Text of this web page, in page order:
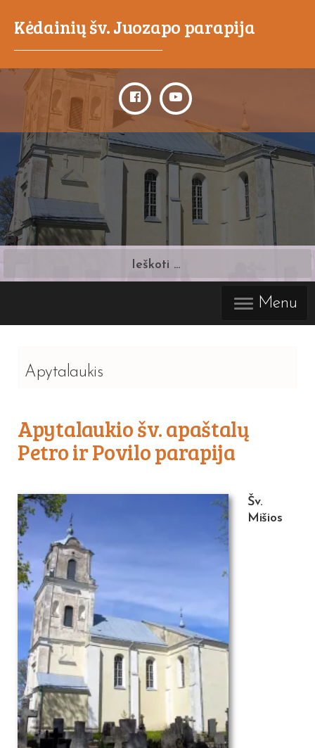
Kėdainių šv. Juozapo parapija
Menu
Apytalaukis
Apytalaukio šv. apaštalų
Petro ir Povilo parapija
Šv.
Mišios